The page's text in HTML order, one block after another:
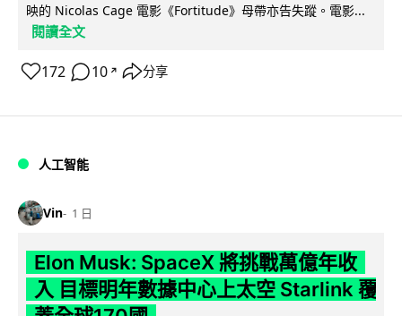
映的 Nicolas Cage 電影《Fortitude》母帶亦告失蹤。電影...
閱讀全文
172 10 ↗ 分享
人工智能
Vin 1 日
Elon Musk: SpaceX 將挑戰萬億年收
入 目標明年數據中心上太空 Starlink 覆